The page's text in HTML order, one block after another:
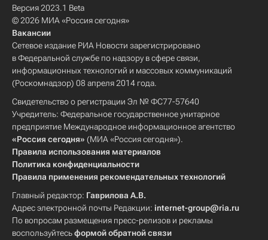
Версия 2023.1 Beta
© 2026 МИА «Россия сегодня»
Вакансии
Сетевое издание РИА Новости зарегистрировано
в Федеральной службе по надзору в сфере связи,
информационных технологий и массовых коммуникаций
(Роскомнадзор) 08 апреля 2014 года.
Свидетельство о регистрации Эл № ФС77-57640
Учредитель: Федеральное государственное унитарное
предприятие Международное информационное агентство
«Россия сегодня» (МИА «Россия сегодня»).
Правила использования материалов
Политика конфиденциальности
Правила применения рекомендательных технологий
Главный редактор: Гаврилова А.В.
Адрес электронной почты Редакции: internet-group@ria.ru
По вопросам размещения пресс-релизов и рекламы
воспользуйтесьформой обратной связи